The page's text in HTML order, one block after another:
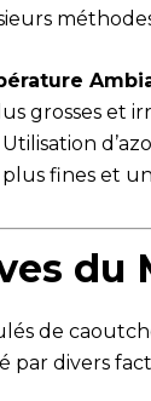
grosses et
fines et
du
de
par divers